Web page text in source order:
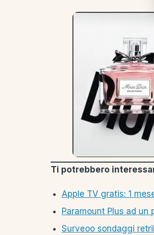
Ti potrebbero
Apple TV gratis: 1
Paramount Plus ad
Surveoo sondaggi